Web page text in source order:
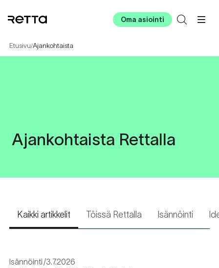
Oma asiointi
Etusivu/Ajankohtaista
Ajankohtaista Rettalla
Kaikki artikkelit Töissä Rettalla Isännöinti
Isännöinti 3.7.2026